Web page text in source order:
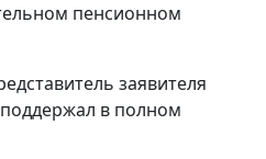
пенсионном
заявителя
в полном